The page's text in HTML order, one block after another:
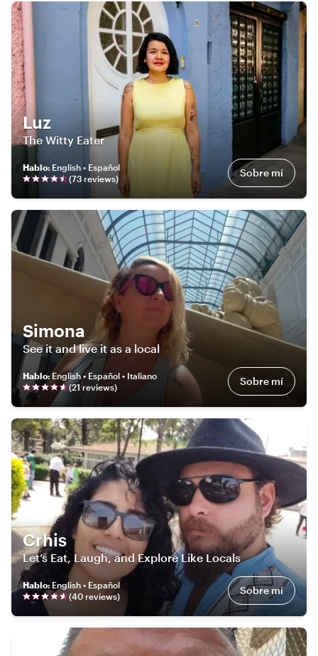
Luz
The Witty Eater
Hablo: English • Español
(73 reviews) Sobre mí
Simona
See it and live it as a local
Hablo:English • Español • Italiano
(21 reviews) Sobre mí
Crhis
Let’s Eat, Laugh, and Explore Like Locals
Hablo: English • Español
(40 reviews) Sobre mí